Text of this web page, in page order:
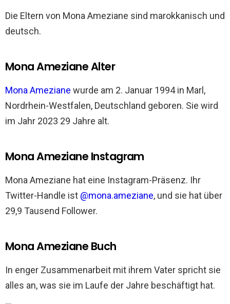
Die Eltern von Mona Ameziane sind marokkanisch und
deutsch.
Mona Ameziane Alter
Mona Ameziane wurde am 2. Januar 1994 in Marl,
Nordrhein-Westfalen, Deutschland geboren. Sie wird
im Jahr 2023 29 Jahre alt.
Mona Ameziane Instagram
Mona Ameziane hat eine Instagram-Präsenz. Ihr
Twitter-Handle ist @mona.ameziane, und sie hat über
29,9 Tausend Follower.
Mona Ameziane Buch
In enger Zusammenarbeit mit ihrem Vater spricht sie
alles an, was sie im Laufe der Jahre beschäftigt hat.